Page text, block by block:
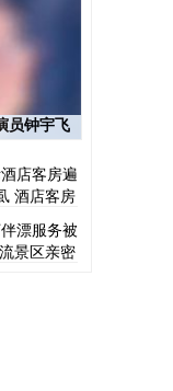
员钟宇飞
店客房遍
酒店客房
客不查
漂服务被
景区亲密